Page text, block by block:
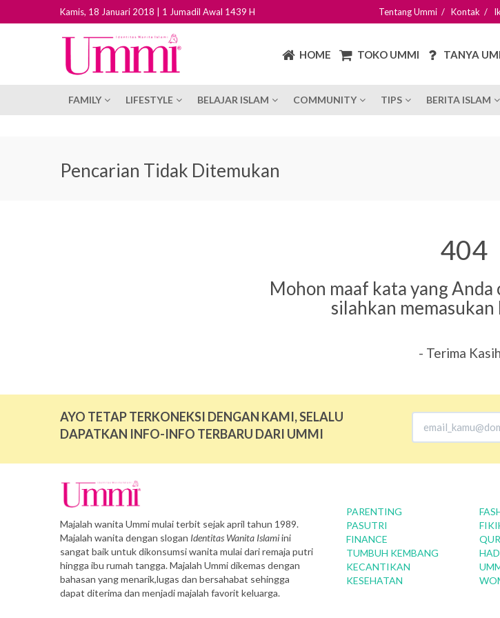
Kamis, 18 Januari 2018 | 1 Jumadil Awal 1439 H Tentang Ummi/ Kontak /
HOME TOKO UMMI TANYA
FAMILY LIFESTYLE BELAJAR ISLAM COMMUNITY TIPS BERITA ISLAM
Pencarian Tidak Ditemukan
404
Mohon maaf kata yang
silahkan
- Terima
AYO TETAP TERKONEKSI DENGAN KAMI, SELALU
DAPATKAN INFO-INFO TERBARU DARI UMMI
Majalah wanita Ummi mulai terbit sejak april tahun 1989.
Majalah wanita dengan slogan Identitas Wanita Islamiini
sangat baik untuk dikonsumsi wanita mulai dari remaja putri
hingga ibu rumah tangga. Majalah Ummi dikemas dengan
bahasan yang menarik,lugas dan bersahabat sehingga
dapat diterima dan menjadi majalah favorit keluarga.
PARENTING
PASUTRI
FINANCE
TUMBUH KEMBANG
KECANTIKAN
KESEHATAN